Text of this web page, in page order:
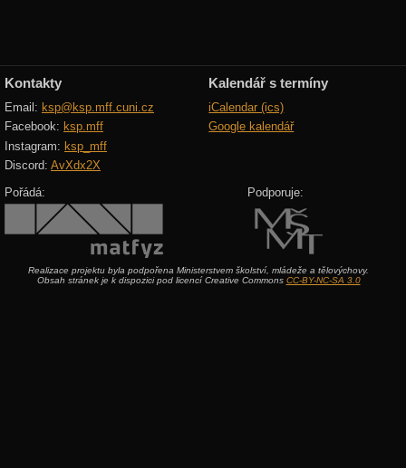
Kontakty
Email: ksp@ksp.mff.cuni.cz
Facebook: ksp.mff
Instagram: ksp_mff
Discord: AvXdx2X
Kalendář s termíny
iCalendar (ics)
Google kalendář
Pořádá: Podporuje:
Realizace projektu byla podpořena Ministerstvem školství, mládeže a tělovýchovy.
Obsah stránek je k dispozici pod licencí Creative Commons CC-BY-NC-SA 3.0